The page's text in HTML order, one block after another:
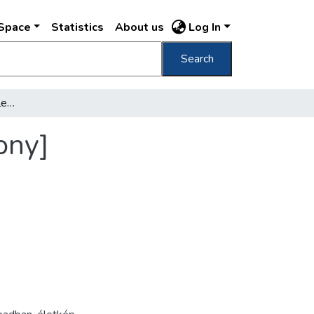
Statistics About us Log In
Search
[Kislány az erkélyen] [Little girl on the balcony]